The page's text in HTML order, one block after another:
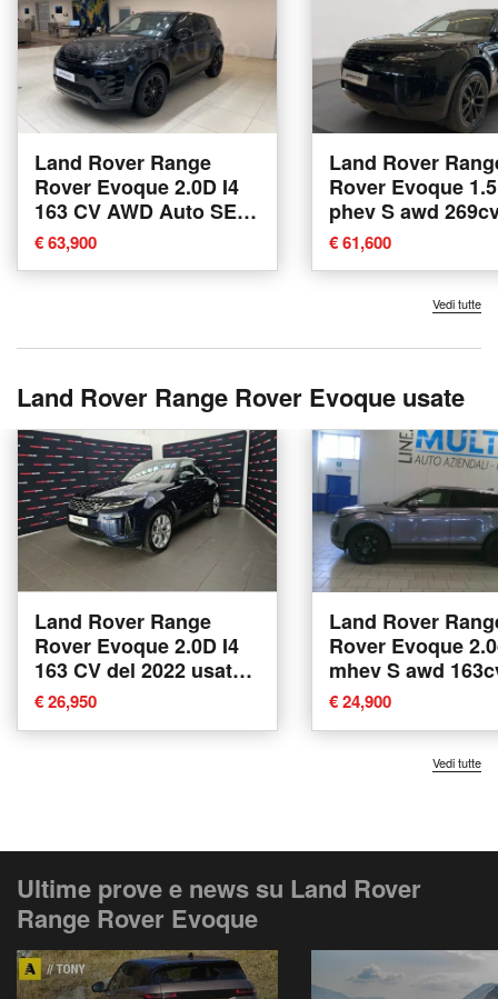
Land Rover Range
Rover Evoque 2.0D I4
163 CV AWD Auto SE
nuova a Forli'
€ 63,900
Land Rover
Rover Evoque
phev S awd
nuova a Latina
€ 61,600
Vedi tutte
Land Rover Range Rover Evoque usate
Land Rover Range
Rover Evoque 2.0D I4
163 CV del 2022 usata a
Granarolo dell'Emilia
€ 26,950
Land Rover
Rover Evoque
mhev S awd
del 2021 usata a
Piacenza
€ 24,900
Vedi tutte
Ultime prove e news su Land Rover
Range Rover Evoque